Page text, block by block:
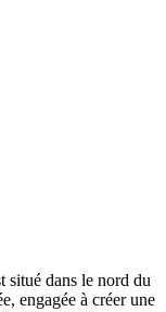
situé dans le nord du
engagée à créer une